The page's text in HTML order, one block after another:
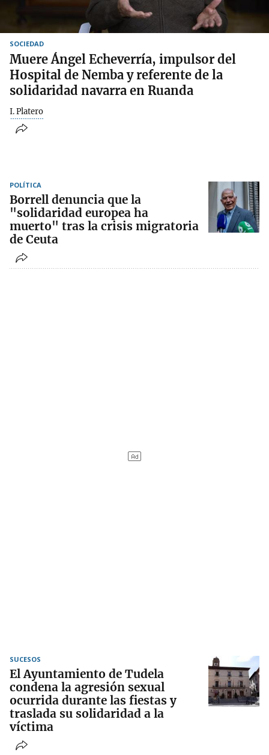
SOCIEDAD
Muere Ángel Echeverría, impulsor del
Hospital de Nemba y referente de la
solidaridad navarra en Ruanda
I. Platero
POLÍTICA
Borrell denuncia que la
"solidaridad europea ha
muerto" tras la crisis migratoria
de Ceuta
SUCESOS
El Ayuntamiento de Tudela
condena la agresión sexual
ocurrida durante las fiestas y
traslada su solidaridad a la
víctima